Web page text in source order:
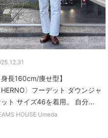
身長160cm/痩せ型】
HERNO〉フーデット ダウンジャ
ト サイズ46を着用。 自分...
HOUSE Umeda